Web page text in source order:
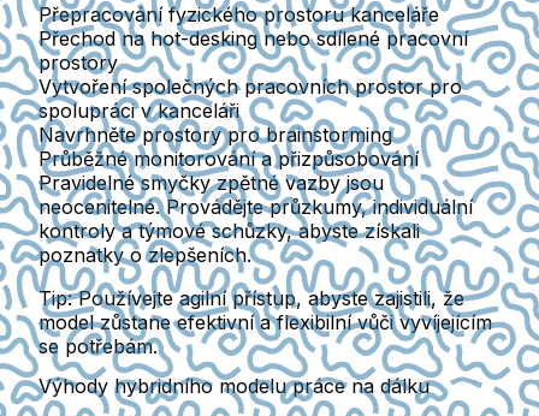
Přepracování fyzického prostoru kanceláře
Přechod na hot-desking nebo sdílené pracovní
prostory
Vytvoření společných pracovních prostor pro
spolupráci v kanceláři
Navrhněte prostory pro brainstorming
Průběžné monitorování a přizpůsobování
Pravidelné smyčky zpětné vazby jsou
neocenitelné. Provádějte průzkumy, individuální
kontroly a týmové schůzky, abyste získali
poznatky o zlepšeních.
Tip:Používejte agilní přístup, abyste zajistili, že
model zůstane efektivní a flexibilní vůči vyvíjejícím
se potřebám.
Výhody hybridního modelu práce na dálku